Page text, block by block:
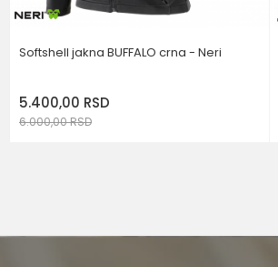
Softshell jakna BUFFALO crna - Neri
5.400,00 RSD
6.000,00RSD